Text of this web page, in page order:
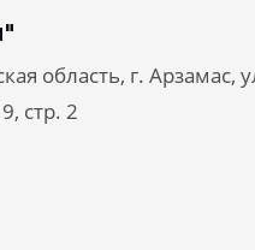
область, г. Арзамас,
стр. 2